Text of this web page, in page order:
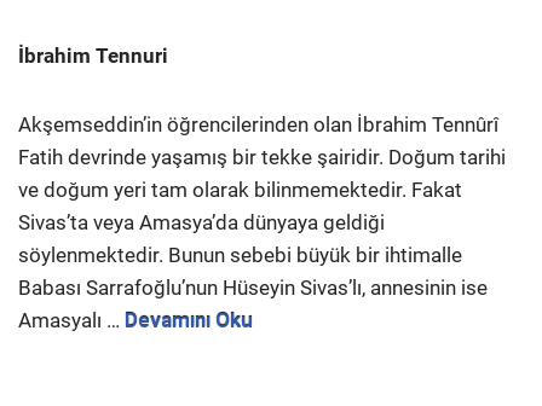
İbrahim Tennuri
Akşemseddin’in öğrencilerinden olan İbrahim Tennûrî
Fatih devrinde yaşamış bir tekke şairidir. Doğum tarihi
ve doğum yeri tam olarak bilinmemektedir. Fakat
Sivas’ta veya Amasya’da dünyaya geldiği
söylenmektedir. Bunun sebebi büyük bir ihtimalle
Babası Sarrafoğlu’nun Hüseyin Sivas’lı, annesinin ise
Amasyalı … Devamını Oku